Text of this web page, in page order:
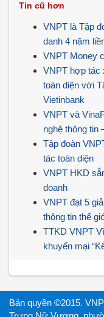
Tin cũ hơn
VNPT là Tập
danh 4 năm
VNPT Money
VNPT hợp tác
toàn diện với
Vietinbank
VNPT và
nghệ thông tin
Tập đoàn
tác toàn diện
VNPT HKD
doanh
VNPT đạt 5
thông tin thế
TTKD VNPT
khuyến mại
Bản quyền ©2015.